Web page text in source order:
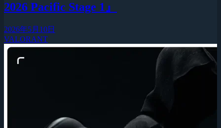
2026 Pacific Stage 1』
2026年5月10日
VALORANT